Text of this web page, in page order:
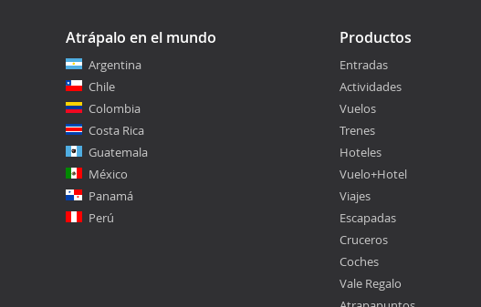
Atrápalo en el mundo
Argentina
Chile
Colombia
Costa Rica
Guatemala
México
Panamá
Perú
Productos
Entradas
Actividades
Vuelos
Trenes
Hoteles
Vuelo+Hotel
Viajes
Escapadas
Cruceros
Coches
Vale Regalo